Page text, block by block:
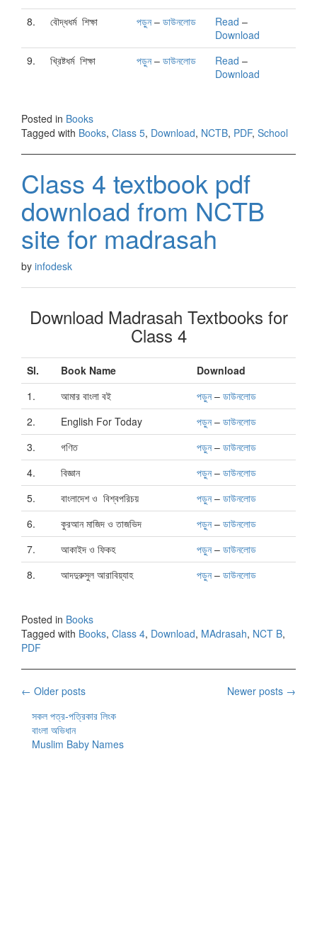
8.
বৌদ্ধধর্ম শিক্ষা পড়ুন– ডাউনলোড Read –
Download
9.
খ্রিষ্টধর্ম শিক্ষা পড়ুন– ডাউনলোড Read –
Download
Posted in Books
Tagged with Books, Class 5, Download, NCTB, PDF, School
Class 4 textbook pdf
download from NCTB
site for madrasah
by infodesk
Download Madrasah Textbooks for
Class 4
Sl. Book Name
Download
1.
আমার বাংলা বই পড়ুন– ডাউনলোড
2.
English For Today পড়ুন– ডাউনলোড
3.
গণিত পড়ুন– ডাউনলোড
4.
বিজ্ঞান পড়ুন– ডাউনলোড
5.
বাংলাদেশ ও বিশ্বপরিচয় পড়ুন– ডাউনলোড
6.
কুরআন মাজিদ ও তাজভিদ পড়ুন– ডাউনলোড
7.
আকাইদ ও ফিকহ পড়ুন– ডাউনলোড
8.
আদদুরুসুল আরাবিয়্যাহ পড়ুন– ডাউনলোড
Posted in Books
Tagged with Books, Class 4, Download, MAdrasah, NCT B,
PDF
Posts
navigation
← Older posts Newer posts →
সকল পত্র-পত্রিকার লিংক
বাংলা অভিধান
Muslim Baby Names